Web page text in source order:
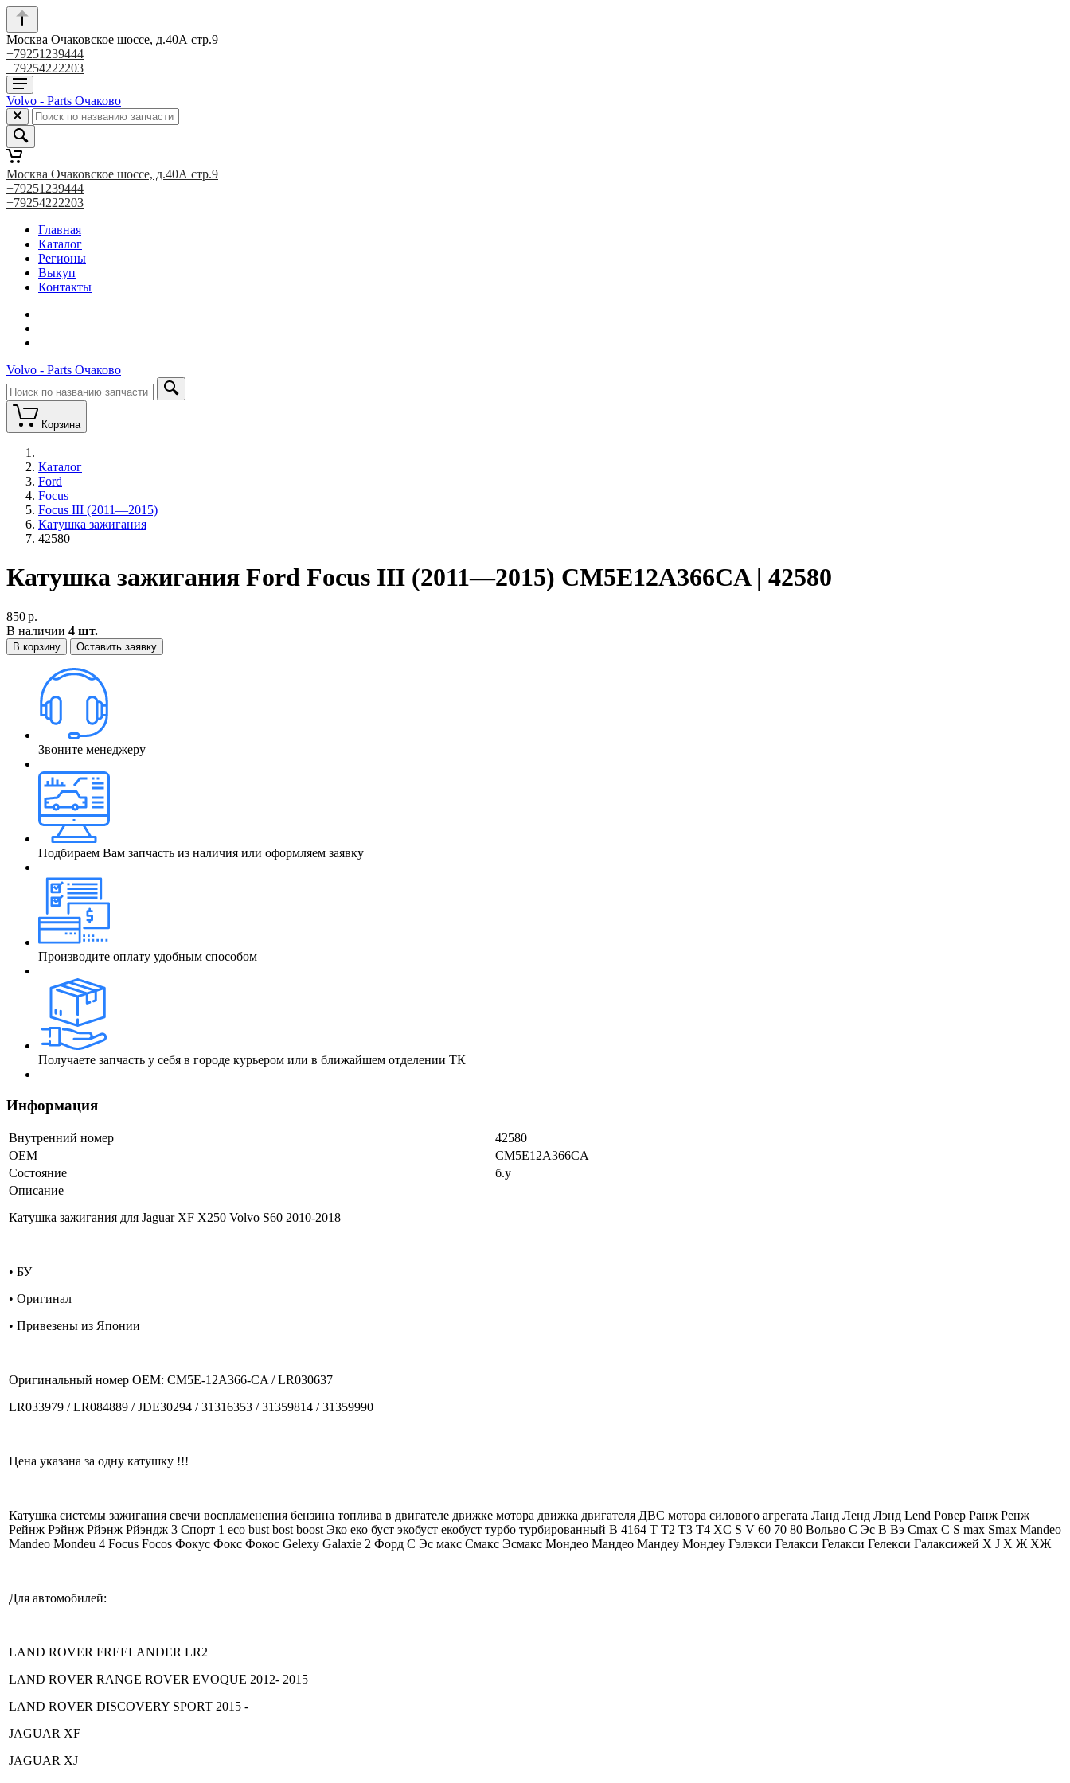
Москва Очаковское шоссе, д.40А стр.9
+79251239444
+79254222203
Volvo - Parts Очаково
Москва Очаковское шоссе, д.40А стр.9
+79251239444
+79254222203
Главная
Каталог
Регионы
Выкуп
Контакты
Volvo - Parts Очаково
Корзина
Каталог
Ford
Focus
Focus III (2011—2015)
Катушка зажигания
42580
Катушка зажигания Ford Focus III (2011—2015) CM5E12A366CA | 42580
850р.
В наличии 4 шт.
В корзину Оставить заявку
Звоните менеджеру
Подбираем Вам запчасть из наличия или оформляем заявку
Производите оплату удобным способом
Получаете запчасть у себя в городе курьером или в ближайшем отделении ТК
Информация
Внутренний номер
42580
ОЕМ
CM5E12A366CA
Состояние
б.у
Описание
Катушка зажигания для Jaguar XF X250 Volvo S60 2010-2018
• БУ
• Оригинал
• Привезены из Японии
Оригинальный номер OEM: CM5E-12A366-CA / LR030637
LR033979 / LR084889 / JDE30294 / 31316353 / 31359814 / 31359990
Цена указана за одну катушку !!!
Катушка системы зажигания свечи воспламенения бензина топлива в двигателе движке мотора движка двигателя ДВС мотора силового агрегата Ланд Ленд Лэнд Lend Ровер Ранж Ренж
Рейнж Рэйнж Рйэнж Рйэндж 3 Спорт 1 eco bust bost boost Эко еко буст экобуст екобуст турбо турбированный B 4164 T T2 T3 T4 XC S V 60 70 80 Вольво С Эс В Вэ Cmax C S max Smax Mandeo
Mandeo Mondeu 4 Focus Focos Фокус Фокс Фокос Gelexy Galaxie 2 Форд С Эс макс Смакс Эсмакс Мондео Мандео Мандеу Мондеу Гэлэкси Гелакси Гелакси Гелекси Галаксижей X J Х Ж ХЖ
Для автомобилей:
LAND ROVER FREELANDER LR2
LAND ROVER RANGE ROVER EVOQUE 2012- 2015
LAND ROVER DISCOVERY SPORT 2015 -
JAGUAR XF
JAGUAR XJ